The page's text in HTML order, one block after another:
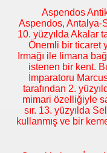
Aspendos
Aspendos, Antalya-
10. yüzyılda Akalar
Önemli bir ticaret
Irmağı ile limana
istenen bir kent.
İmparatoru
tarafından 2.
mimari özelliğiyle
sır. 13. yüzyılda
kullanmış ve bir